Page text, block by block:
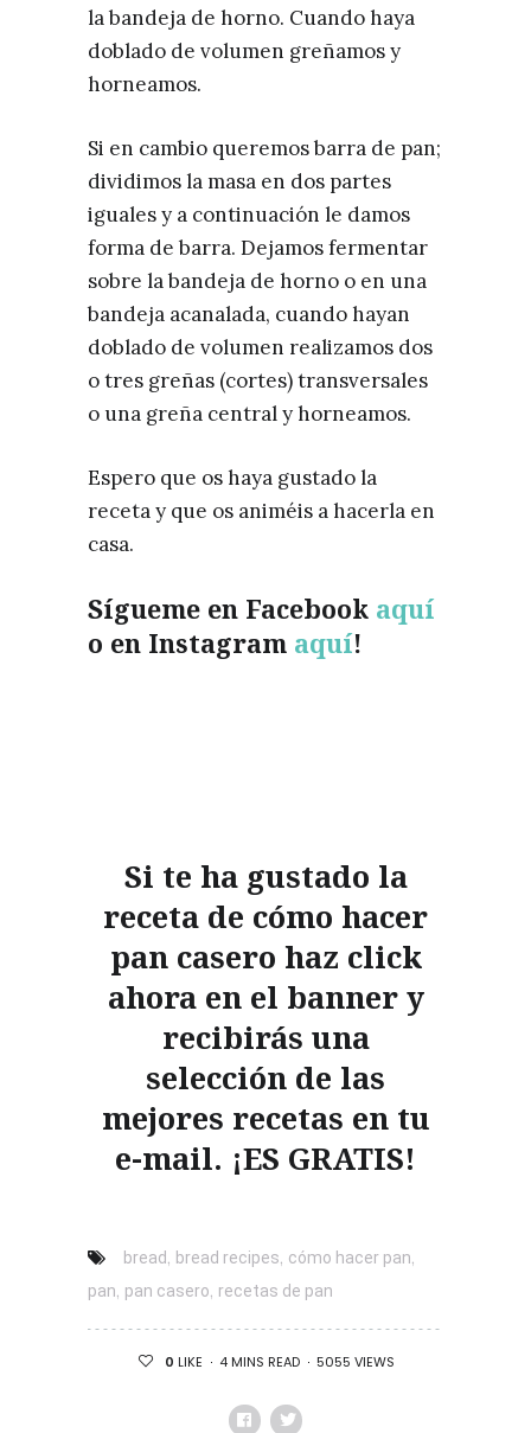
la bandeja de horno. Cuando haya
doblado de volumen greñamos y
horneamos.
Si en cambio queremos barra de pan;
dividimos la masa en dos partes
iguales y a continuación le damos
forma de barra. Dejamos fermentar
sobre la bandeja de horno o en una
bandeja acanalada, cuando hayan
doblado de volumen realizamos dos
o tres greñas (cortes) transversales
o una greña central y horneamos.
Espero que os haya gustadola
receta y que os animéis a hacerla en
casa.
Sígueme en Facebook aquí
o en Instagram aquí!
Si te ha gustado la
receta de cómo hacer
pan casero haz click
ahora en el banner y
recibirás una
selección de las
mejores recetas en tu
e-mail. ¡ES GRATIS!
bread, bread recipes, cómo hacer pan,
pan, pan casero, recetas de pan
0 LIKE 4 MINS READ 5055 VIEWS